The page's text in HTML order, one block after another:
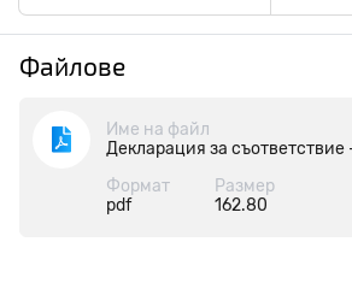
Файлове
Име на файл
Декларация за съответствие
Формат
pdf
Размер
162.80